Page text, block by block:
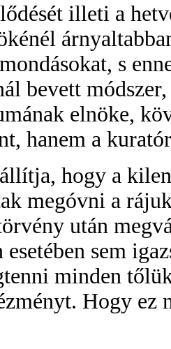
illeti a
s
bevett
elnöke,
hanem a
hogy a
megóvni a
után
sem
minden
Hogy ez